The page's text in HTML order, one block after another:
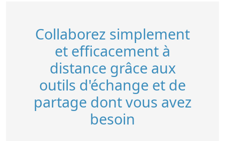
Collaborez simplement
et efficacement à
distance grâce aux
outils d'échange et de
partage dont vous avez
besoin